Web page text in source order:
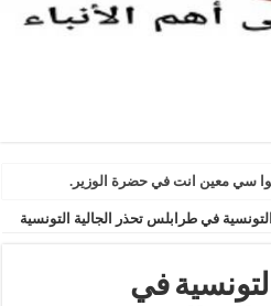
سي معين انت في حضرة الوزير.
التونسية في طرابلس تحذر الجالية التونسية
في